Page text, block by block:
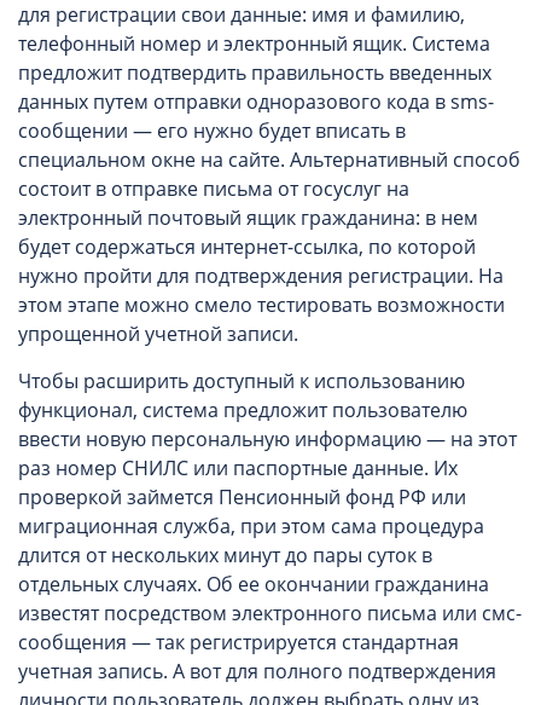
для регистрации свои данные: имя и фамилию,
телефонный номер и электронный ящик. Система
предложит подтвердить правильность введенных
данных путем отправки одноразового кода в sms-
сообщении — его нужно будет вписать в
специальном окне на сайте. Альтернативный способ
состоит в отправке письма от госуслуг на
электронный почтовый ящик гражданина: в нем
будет содержаться интернет-ссылка, по которой
нужно пройти для подтверждения регистрации. На
этом этапе можно смело тестировать возможности
упрощенной учетной записи.
Чтобы расширить доступный к использованию
функционал, система предложит пользователю
ввести новую персональную информацию — на этот
раз номер СНИЛС или паспортные данные. Их
проверкой займется Пенсионный фонд РФ или
миграционная служба, при этом сама процедура
длится от нескольких минут до пары суток в
отдельных случаях. Об ее окончании гражданина
известят посредством электронного письма или смс-
сообщения — так регистрируется стандартная
учетная запись. А вот для полного подтверждения